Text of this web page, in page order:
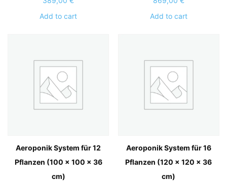
Add to cart
Add to cart
Aeroponik System für 12
Pflanzen (100 x 100 x 36
cm)
Aeroponik System für 16
Pflanzen (120 x 120 x 36
cm)